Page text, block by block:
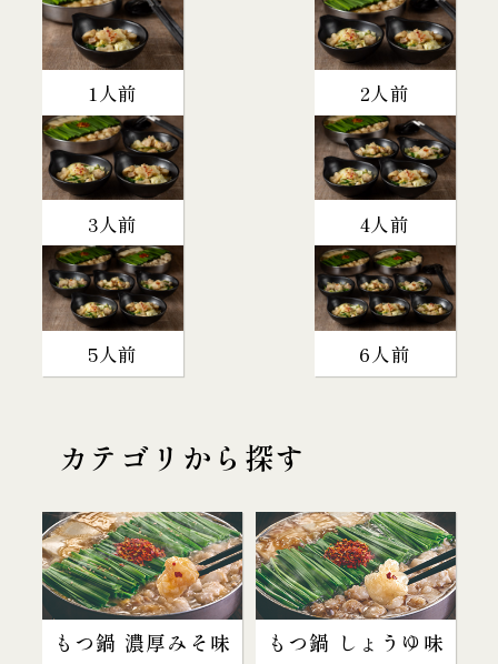
1人前 2人前
3人前 4人前
5人前 6人前
カテゴリから探す
もつ鍋 濃厚みそ味 もつ鍋 しょうゆ味